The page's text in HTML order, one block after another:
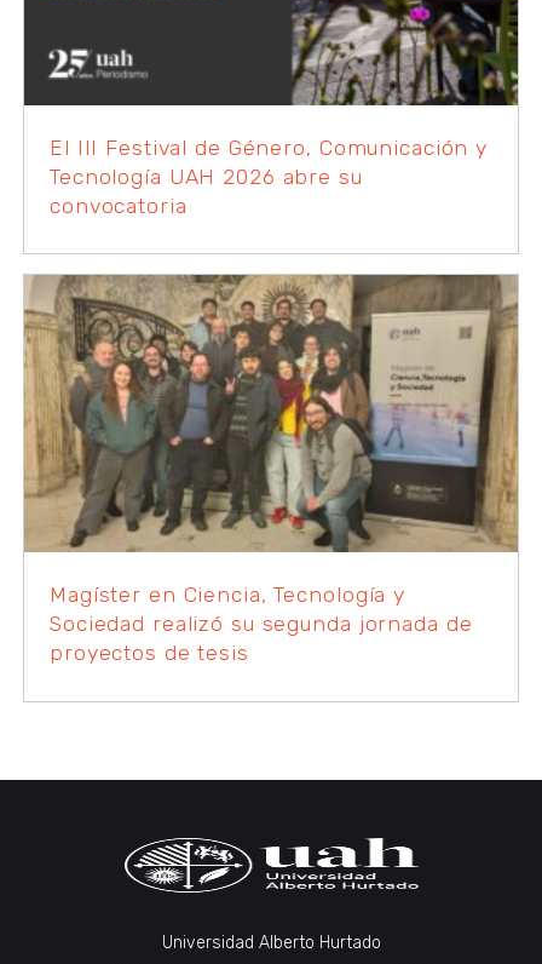
El III Festival de Género, Comunicación y
Tecnología UAH 2026 abre su
convocatoria
Magíster en Ciencia, Tecnología y
Sociedad realizó su segunda jornada de
proyectos de tesis
Universidad Alberto Hurtado